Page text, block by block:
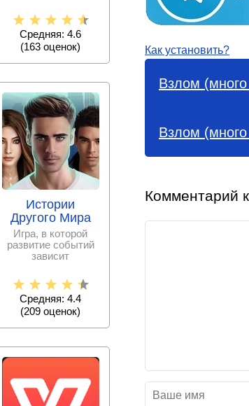
Как установить?
Взлом
Взлом
Комментарий
спам – номеров,
Средняя: 4.6
(163 оценок)
Истории
Другого Мира
Игра, в которой
развитие событий
зависит
принятых тобой
решениях.
Средняя: 4.4
(209 оценок)